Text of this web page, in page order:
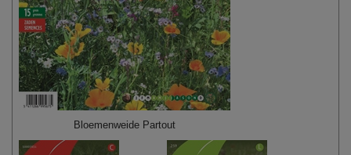
Bloemenweide Partout